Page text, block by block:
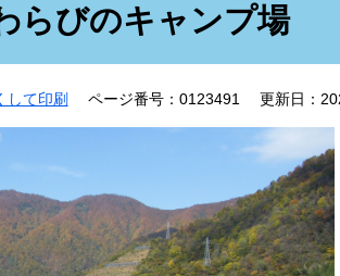
らびのキャンプ場
して印刷 ページ番号：0123491 更新日：